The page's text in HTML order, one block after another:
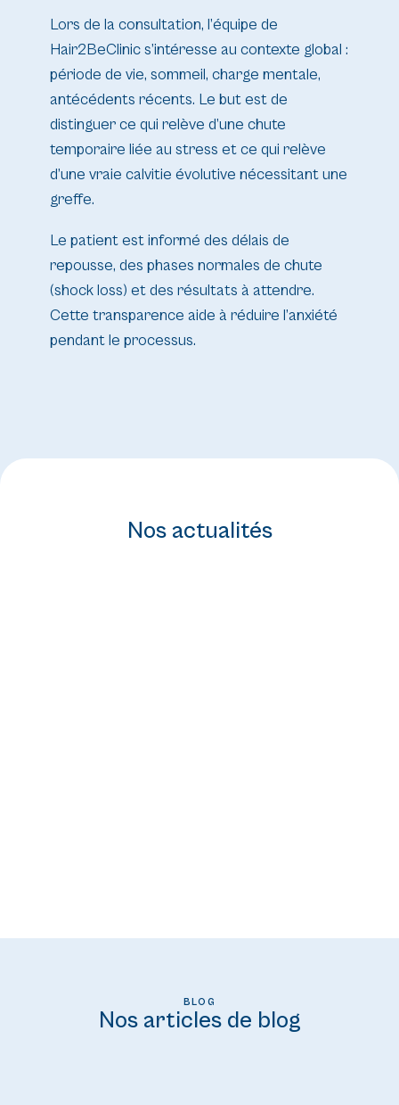
Lors de la consultation, l’équipe de
Hair2BeClinic s’intéresse au contexte global :
période de vie, sommeil, charge mentale,
antécédents récents. Le but est de
distinguer ce qui relève d’une chute
temporaire liée au stress et ce qui relève
d’une vraie calvitie évolutive nécessitant une
greffe.
Le patient est informé des délais de
repousse, des phases normales de chute
(shock loss) et des résultats à attendre.
Cette transparence aide à réduire l’anxiété
pendant le processus.
Nos actualités
BLOG
Nos articles de blog